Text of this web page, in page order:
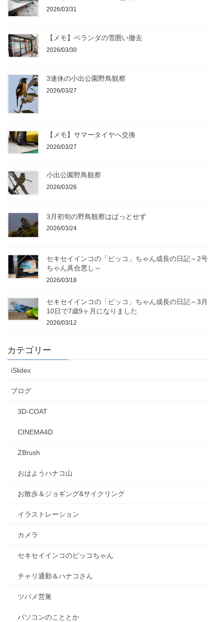
2026/03/31
【メモ】ベランダの雪囲い撤去
2026/03/30
3連休の小出公園野鳥観察
2026/03/27
【メモ】サマータイヤへ交換
2026/03/27
小出公園野鳥観察
2026/03/26
3月初旬の野鳥観察はぱっとせず
2026/03/24
セキセイインコの「ピッコ」ちゃん成長の日記～2号
ちゃん具合悪し～
2026/03/18
セキセイインコの「ピッコ」ちゃん成長の日記～3月
10日で7歳9ヶ月になりました
2026/03/12
カテゴリー
iSlidex
ブログ
3D-COAT
CINEMA4D
ZBrush
おはようハナコ山
お散歩＆ジョギング&サイクリング
イラストレーション
カメラ
セキセイインコのピッコちゃん
チャリ通勤＆ハナコさん
ツバメ営巣
パソコンのこととか